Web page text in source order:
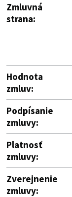
Zmluvná
strana:
Hodnota
zmluv:
Podpísanie
zmluvy:
Platnosť
zmluvy:
Zverejnenie
zmluvy: